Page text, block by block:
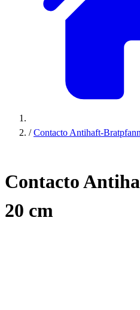
/ Contacto Antihaft-
Contacto
20 cm